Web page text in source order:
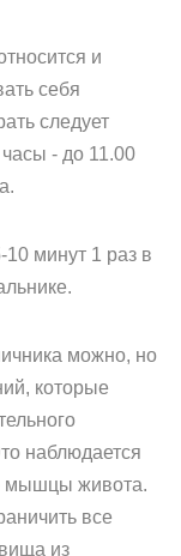
и
себя
следует
- до 11.00
минут 1 раз в
можно, но
которые
наблюдается
мышцы живота.
все
из